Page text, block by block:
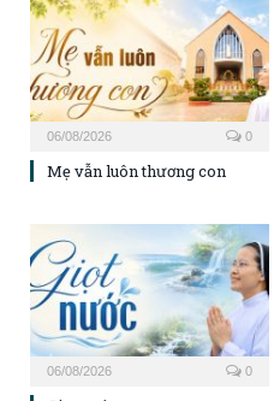
06/08/2026 0
Mẹ vẫn luôn thương con
06/08/2026 0